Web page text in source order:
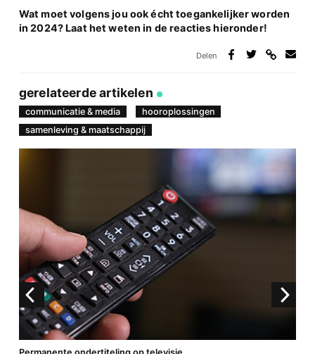
Wat moet volgens jou ook écht toegankelijker worden
in 2024? Laat het weten in de reacties hieronder!
Delen
gerelateerde artikelen
communicatie & media
hooroplossingen
samenleving & maatschappij